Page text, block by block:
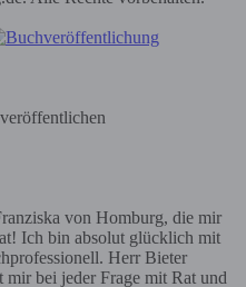
von Homburg, die mir
Ich bin absolut glücklich mit
Herr Bieter
mir bei jeder Frage mit Rat und